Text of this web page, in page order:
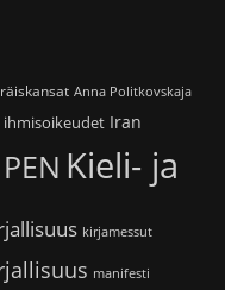
Anna Politkovskaja
ihmisoikeudet Iran
Kieli- ja
kirjamessut
manifesti